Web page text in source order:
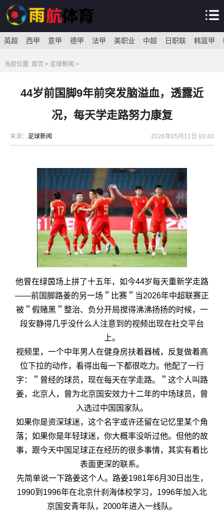
英超 西甲 意甲 德甲 法甲 美职业 中超 日职联 韩篮甲
当前位置: 首页 > 足球新闻 >
44岁前国脚9年前突发脑溢血，透露近
况，每天学走路努力康复
来源： 足球新闻 2026年05月11日 03:40
他曾在绿茵场上拼了十五年，如今44岁每天重新学走路
——前国脚路姜的另一场＂比赛＂当2026年中超联赛正
被＂假赌黑＂整治、负分开局搅得沸沸扬扬的时候，一
段安静得几乎没什么人注意到的视频出现在社交平台
上。
视频里，一个中年男人在健身房扶着器械，反复做着高
位下拉的动作，看得出每一下都很吃力。他配了一行
字：＂曾经的球员，现在每天在学走路。＂这个人叫路
姜，北京人，曾为北京国安效力十二年的中场球员，曾
入选过中国国家队。
如果你是资深球迷，这个名字或许还留在记忆里某个角
落；如果你是年轻球迷，你大概率没听过他。但他的故
事，跟今天中国足球正在经历的很多事情，其实有着比
表面更深的联系。
先简单说一下路姜这个人。路姜1981年6月30日出生，
1990到1996年在北京什刹海体校学习，1996年加入北
京国安青年队，2000年进入一线队。